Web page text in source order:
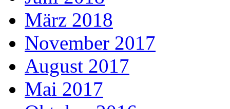
März 2018
November 2017
August 2017
Mai 2017